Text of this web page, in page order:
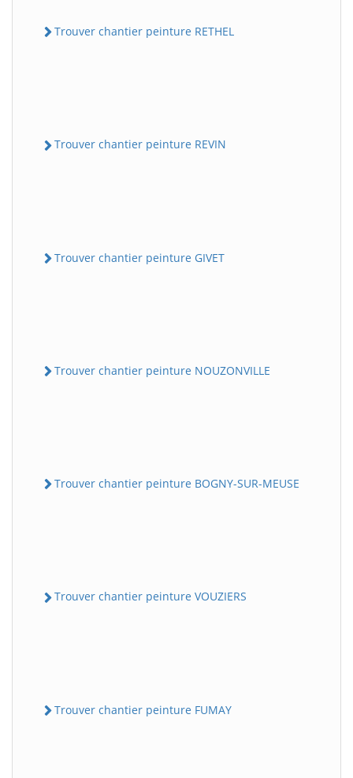
Trouver chantier peinture RETHEL
Trouver chantier peinture REVIN
Trouver chantier peinture GIVET
Trouver chantier peinture NOUZONVILLE
Trouver chantier peinture BOGNY-SUR-MEUSE
Trouver chantier peinture VOUZIERS
Trouver chantier peinture FUMAY